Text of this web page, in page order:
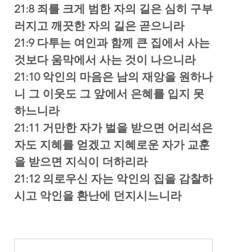
21:8 죄를 크게 범한 자의 길은 심히 구부
러지고 깨끗한 자의 길은 곧으니라
21:9 다투는 여인과 함께 큰 집에서 사는
것보다 움막에서 사는 것이 나으니라
21:10 악인의 마음은 남의 재앙을 원하나
니 그 이웃도 그 앞에서 은혜를 입지 못
하느니라
21:11 거만한 자가 벌을 받으면 어리석은
자도 지혜를 얻겠고 지혜로운 자가 교훈
을 받으면 지식이 더하리라
21:12 의로우신 자는 악인의 집을 감찰하
시고 악인을 환난에 던지시느니라